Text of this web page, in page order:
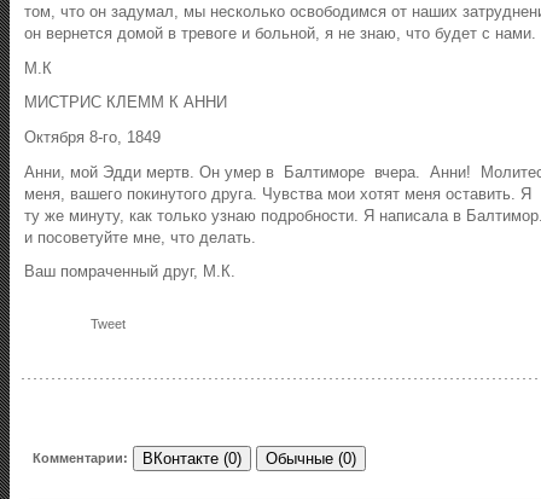
том, что он задумал, мы несколько освободимся от наших
он вернется домой в тревоге и больной, я не знаю, что будет с нами.
М.К
МИСТРИС КЛЕММ К АННИ
Октября 8-го, 1849
Анни, мой Эдди мертв. Он умер в Балтиморе вчера. Анни!
меня, вашего покинутого друга. Чувства мои хотят меня оставить.
ту же минуту, как только узнаю подробности. Я написала в
и посоветуйте мне, что делать.
Ваш помраченный друг, М.К.
Tweet
Комментарии: ВКонтакте (0) Обычные (0)